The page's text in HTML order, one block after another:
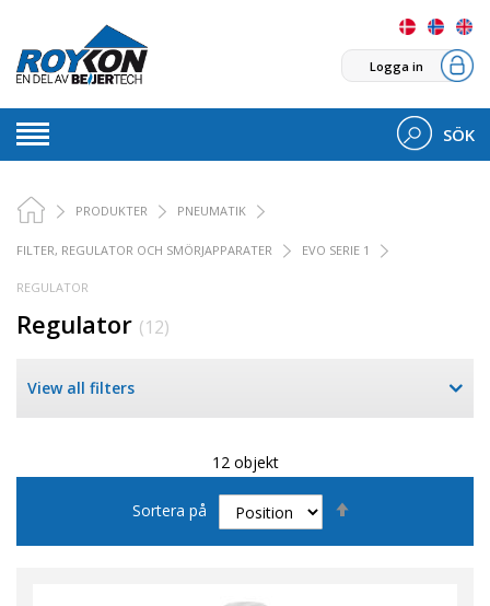
Logga in
SÖK
PRODUKTER PNEUMATIK
FILTER, REGULATOR OCH SMÖRJAPPARATER EVO SERIE 1
REGULATOR
Regulator (12)
View all filters
12 objekt
Sortera på